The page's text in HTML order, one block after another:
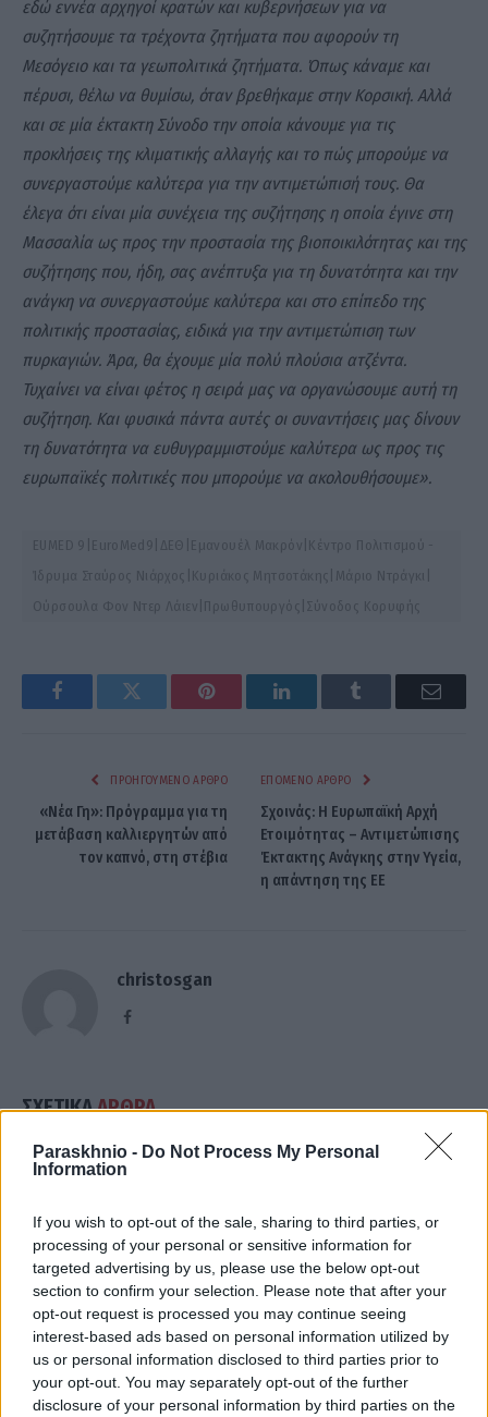
Paraskhnio - Do Not Process My Personal
Information
If you wish to opt-out of the sale, sharing to third parties, or
processing of your personal or sensitive information for
targeted advertising by us, please use the below opt-out
section to confirm your selection. Please note that after your
opt-out request is processed you may continue seeing
interest-based ads based on personal information utilized by
us or personal information disclosed to third parties prior to
your opt-out. You may separately opt-out of the further
disclosure of your personal information by third parties on the
εδώ εννέα αρχηγοί κρατών και κυβερνήσεων για να
συζητήσουμε τα τρέχοντα ζητήματα που αφορούν τη
Μεσόγειο και τα γεωπολιτικά ζητήματα. Όπως κάναμε και
πέρυσι, θέλω να θυμίσω, όταν βρεθήκαμε στην Κορσική. Αλλά
και σε μία έκτακτη Σύνοδο την οποία κάνουμε για τις
προκλήσεις της κλιματικής αλλαγής και το πώς μπορούμε να
συνεργαστούμε καλύτερα για την αντιμετώπισή τους. Θα
έλεγα ότι είναι μία συνέχεια της συζήτησης η οποία έγινε στη
Μασσαλία ως προς την προστασία της βιοποικιλότητας και της
συζήτησης που, ήδη, σας ανέπτυξα για τη δυνατότητα και την
ανάγκη να συνεργαστούμε καλύτερα και στο επίπεδο της
πολιτικής προστασίας, ειδικά για την αντιμετώπιση των
πυρκαγιών. Άρα, θα έχουμε μία πολύ πλούσια ατζέντα.
Τυχαίνει να είναι φέτος η σειρά μας να οργανώσουμε αυτή τη
συζήτηση. Και φυσικά πάντα αυτές οι συναντήσεις μας δίνουν
τη δυνατότητα να ευθυγραμμιστούμε καλύτερα ως προς τις
ευρωπαϊκές πολιτικές που μπορούμε να ακολουθήσουμε».
EUMED 9|EuroMed9|ΔΕΘ|Εμανουέλ Μακρόν|Κέντρο Πολιτισμού -
Ίδρυμα Σταύρος Νιάρχος|Κυριάκος Μητσοτάκης|Μάριο Ντράγκι|
Ούρσουλα Φον Ντερ Λάιεν|Πρωθυπουργός|Σύνοδος Κορυφής
FacebookTwitter Pinterest LinkedInTumblr Email
ΠΡΟΗΓΟΎΜΕΝΟ ΆΡΘΡΟ
«Νέα Γη»: Πρόγραμμα για τη
μετάβαση καλλιεργητών από
τον καπνό, στη στέβια
ΕΠΌΜΕΝΟ ΆΡΘΡΟ
Σχοινάς: Η Ευρωπαϊκή Αρχή
Ετοιμότητας – Αντιμετώπισης
Έκτακτης Ανάγκης στην Υγεία,
η απάντηση της ΕΕ
christosgan
Facebook
ΣΧΕΤΙΚΑΑΡΘΡΑ